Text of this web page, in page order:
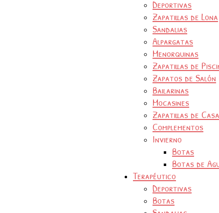
Deportivas
Zapatillas de Lona
Sandalias
Alpargatas
Menorquinas
Zapatillas de
Zapatos de Salón
Bailarinas
Mocasines
Zapatillas de Casa
Complementos
Invierno
Botas
Botas de
Terapéutico
Deportivas
Botas